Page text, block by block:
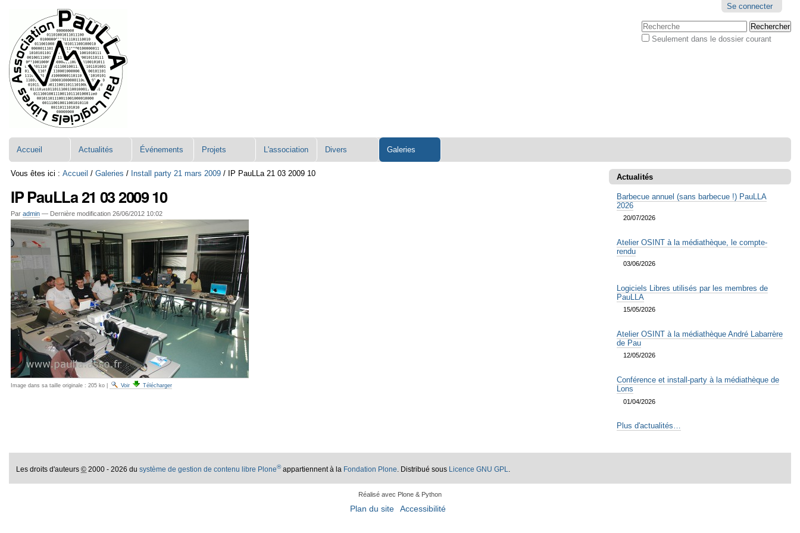
contenu.
Aller
à
la
navigation
personnels
Se connecter
Chercher par
Seulement dans le dossier courant
Accueil Actualités Événements Projets L'association Divers Galeries
Vous êtes ici : Accueil /Galeries / Install party 21 mars 2009 / IP PauLLa 21 03 2009 10
IP PauLLa 21 03 2009 10
Paradmin — Dernière modification 26/06/2012 10:02
Image dans sa taille originale : 205 ko Voir Télécharger
Actualités
Barbecue annuel (sans barbecue !) PauLLA
2026
20/07/2026
Atelier OSINT à la médiathèque, le compte-
rendu
03/06/2026
Logiciels Libres utilisés par les membres de
PauLLA
15/05/2026
Atelier OSINT à la médiathèque André Labarrère
de Pau
12/05/2026
Conférence et install-party à la médiathèque de
Lons
01/04/2026
Plus d'actualités…
Les droits d'auteurs© 2000 - 2026 dusystème de gestion de contenu libre Plone®appartiennent à la Fondation Plone . Distribué sous Licence GNU GPL
Réalisé avec Plone & Python
Plan du site Accessibilité